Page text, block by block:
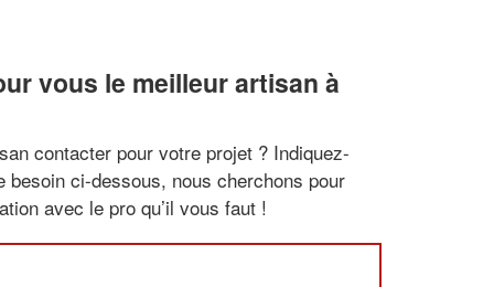
vous le meilleur artisan à
contacter pour votre projet ? Indiquez-
besoin ci-dessous, nous cherchons pour
avec le pro qu’il vous faut !